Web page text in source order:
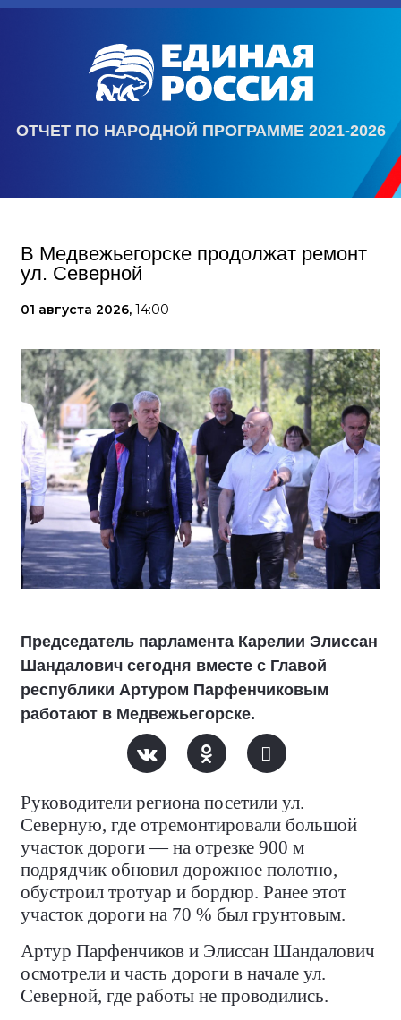
ОТЧЕТ ПО НАРОДНОЙ ПРОГРАММЕ 2021-2026
В Медвежьегорске продолжат ремонт
ул. Северной
01 августа 2026, 14:00
Председатель парламента Карелии Элиссан
Шандалович сегодня вместе с Главой
республики Артуром Парфенчиковым
работают в Медвежьегорске.
Руководители региона посетили ул.
Северную, где отремонтировали большой
участок дороги — на отрезке 900 м
подрядчик обновил дорожное полотно,
обустроил тротуар и бордюр. Ранее этот
участок дороги на 70 % был грунтовым.
Артур Парфенчиков и Элиссан Шандалович
осмотрели и часть дороги в начале ул.
Северной, где работы не проводились.